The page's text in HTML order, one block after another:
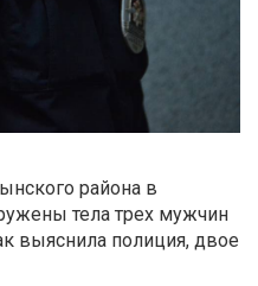
района в
тела трех мужчин
выяснила полиция, двое